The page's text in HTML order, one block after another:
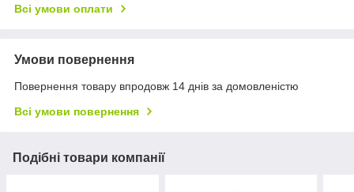
Всі умови оплати
Умови повернення
Повернення товару впродовж 14 днів за домовленістю
Всі умови повернення
Подібні товари компанії